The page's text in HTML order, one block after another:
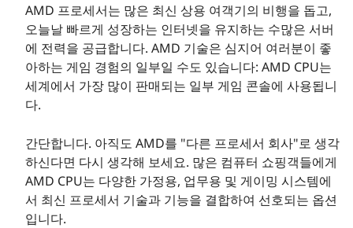
AMD 프로세서는 많은 최신 상용 여객기의 비행을 돕고,
오늘날 빠르게 성장하는 인터넷을 유지하는 수많은 서버
에 전력을 공급합니다. AMD 기술은 심지어 여러분이 좋
아하는 게임 경험의 일부일 수도 있습니다: AMD CPU는
세계에서 가장 많이 판매되는 일부 게임 콘솔에 사용됩니
다.
간단합니다. 아직도 AMD를 "다른 프로세서 회사"로 생각
하신다면 다시 생각해 보세요. 많은 컴퓨터 쇼핑객들에게
AMD CPU는 다양한 가정용, 업무용 및 게이밍 시스템에
서 최신 프로세서 기술과 기능을 결합하여 선호되는 옵션
입니다.